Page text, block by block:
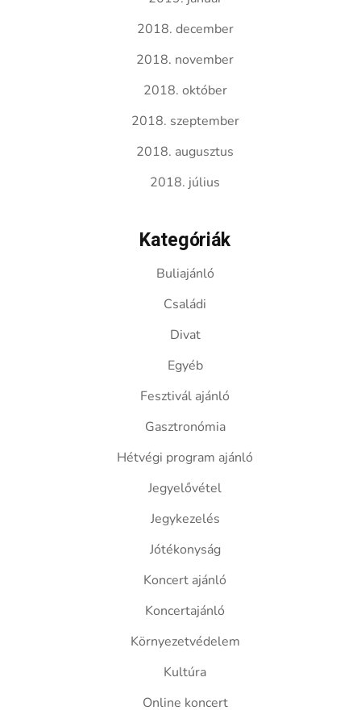
2018. december
2018. november
2018. október
2018. szeptember
2018. augusztus
2018. július
Kategóriák
Buliajánló
Családi
Divat
Egyéb
Fesztivál ajánló
Gasztronómia
Hétvégi program ajánló
Jegyelővétel
Jegykezelés
Jótékonyság
Koncert ajánló
Koncertajánló
Környezetvédelem
Kultúra
Online koncert